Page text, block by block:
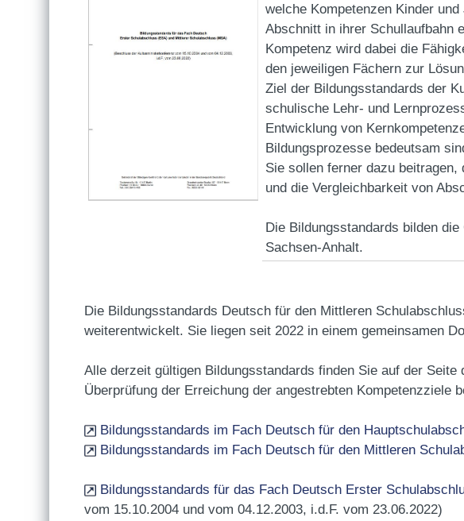
welche Kompetenzen Kinder
Abschnitt in ihrer Schullaufbahn
Kompetenz wird dabei die
den jeweiligen Fächern zur
Ziel der Bildungsstandards der
schulische Lehr- und
Entwicklung von
Bildungsprozesse bedeutsam
Sie sollen ferner dazu
und die Vergleichbarkeit von
Die Bildungsstandards bilden
Sachsen-Anhalt.
Die Bildungsstandards Deutsch für den Mittleren
weiterentwickelt. Sie liegen seit 2022 in einem gemeinsamen
Alle derzeit gültigen Bildungsstandards finden Sie auf der Seite
Überprüfung der Erreichung der angestrebten Kompetenzziele
Bildungsstandards im Fach Deutsch für den
Bildungsstandards im Fach Deutsch für den Mittleren
Bildungsstandards für das Fach Deutsch Erster
vom 15.10.2004 und vom 04.12.2003, i.d.F. vom 23.06.2022)